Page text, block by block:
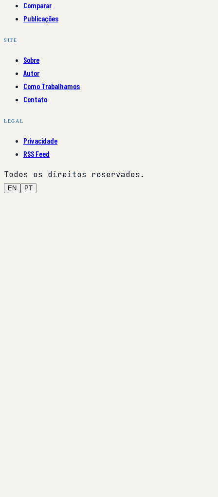
Comparar
Publicações
SITE
Sobre
Autor
Como Trabalhamos
Contato
LEGAL
Privacidade
RSS Feed
Todos os direitos reservados.
EN PT